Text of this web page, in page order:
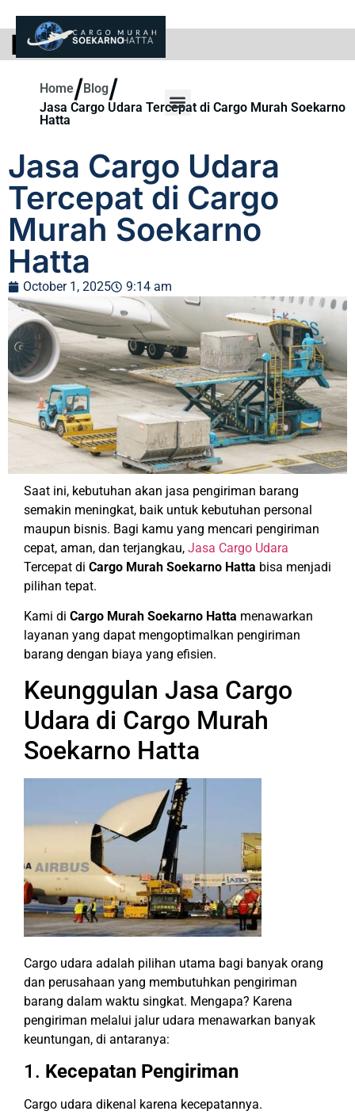
BLOG
Home/Blog/
Jasa Cargo Udara Tercepat di Cargo Murah Soekarno
Hatta
Jasa Cargo Udara
Tercepat di Cargo
Murah Soekarno
Hatta
October 1, 2025 9:14 am
Saat ini, kebutuhan akan jasa pengiriman barang
semakin meningkat, baik untuk kebutuhan personal
maupun bisnis. Bagi kamu yang mencari pengiriman
cepat, aman, dan terjangkau, Jasa Cargo Udara
Tercepat di Cargo Murah Soekarno Hatta bisa menjadi
pilihan tepat.
Kami di Cargo Murah Soekarno Hatta menawarkan
layanan yang dapat mengoptimalkan pengiriman
barang dengan biaya yang efisien.
Keunggulan Jasa Cargo
Udara di Cargo Murah
Soekarno Hatta
Cargo udara adalah pilihan utama bagi banyak orang
dan perusahaan yang membutuhkan pengiriman
barang dalam waktu singkat. Mengapa? Karena
pengiriman melalui jalur udara menawarkan banyak
keuntungan, di antaranya:
1. Kecepatan Pengiriman
Cargo udara dikenal karena kecepatannya.